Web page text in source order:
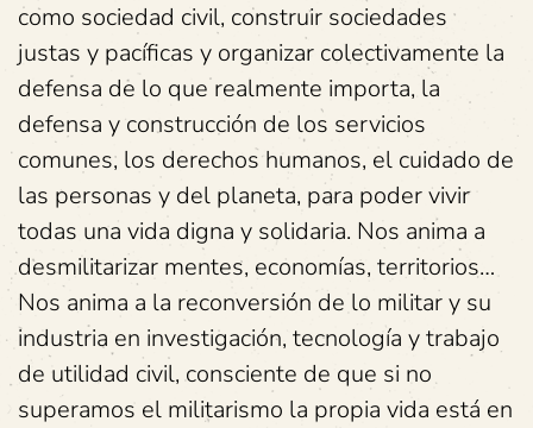
como sociedad civil, construir sociedades
justas y pacíficas y organizar colectivamente la
defensa de lo que realmente importa, la
defensa y construcción de los servicios
comunes, los derechos humanos, el cuidado de
las personas y del planeta, para poder vivir
todas una vida digna y solidaria. Nos anima a
desmilitarizar mentes, economías, territorios…
Nos anima a la reconversión de lo militar y su
industria en investigación, tecnología y trabajo
de utilidad civil, consciente de que si no
superamos el militarismo la propia vida está en